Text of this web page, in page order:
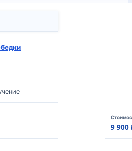
9 900